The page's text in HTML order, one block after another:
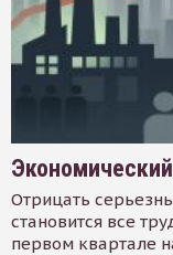
Отрицать
становится все
первом квартале